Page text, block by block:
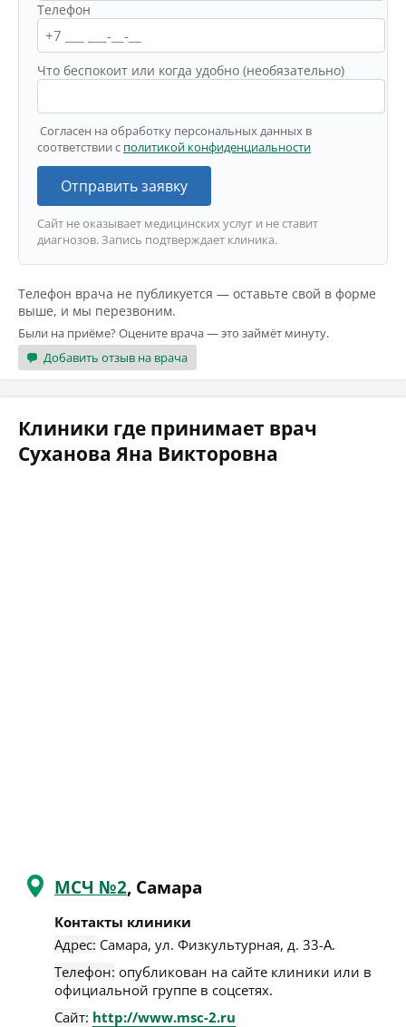
Телефон
Что беспокоит или когда удобно (необязательно)
Согласен на обработку персональных данных в
соответствии с политикой конфиденциальности
Отправить заявку
Сайт не оказывает медицинских услуг и не ставит
диагнозов. Запись подтверждает клиника.
Телефон врача не публикуется — оставьте свой в форме
выше, и мы перезвоним.
Были на приёме? Оцените врача — это займёт минуту.
Добавить отзыв на врача
Клиники где принимает врач
Суханова Яна Викторовна
МСЧ №2, Самара
Контакты клиники
Адрес: Самара, ул. Физкультурная, д. 33-А.
Телефон: опубликован на сайте клиники или в
официальной группе в соцсетях.
Сайт: http://www.msc-2.ru